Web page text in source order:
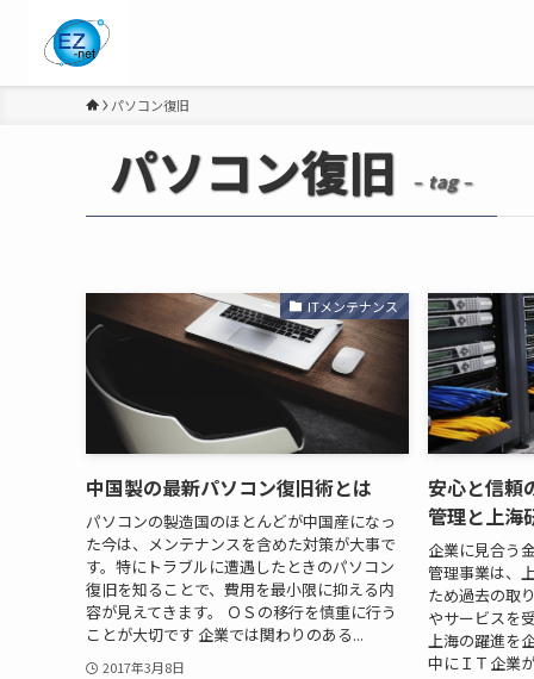
パソコン復旧
パソコン復旧 – tag –
ITメンテナンス
中国製の最新パソコン復旧術とは
パソコンの製造国のほとんどが中国産になっ
た今は、メンテナンスを含めた対策が大事で
す。特にトラブルに遭遇したときのパソコン
復旧を知ることで、費用を最小限に抑える内
容が見えてきます。 ＯＳの移行を慎重に行う
ことが大切です 企業では関わりのある...
2017年3月8日
安心と信頼
管理と上海
企業に見合う
管理事業は、
ため過去の取
やサービスを
上海の躍進を
中にＩＴ企業